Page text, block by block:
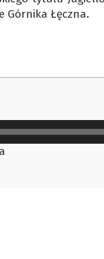
Górnika Łęczna.